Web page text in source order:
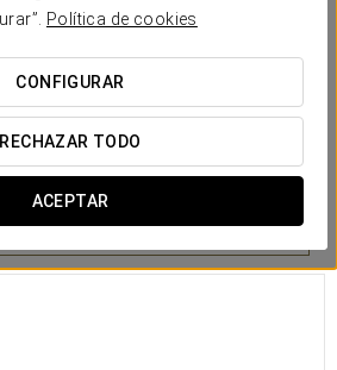
Política de cookies
CONFIGURAR
RECHAZAR TODO
ACEPTAR
DESTACADOS
Habitaciones
Escritorio